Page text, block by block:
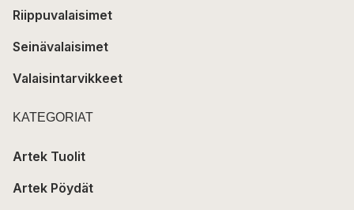
Riippuvalaisimet
Seinävalaisimet
Valaisintarvikkeet
KATEGORIAT
Artek Tuolit
Artek Pöydät